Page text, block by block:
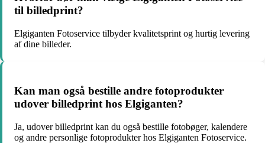
til billedprint?
Elgiganten Fotoservice tilbyder kvalitetsprint og hurtig levering
af dine billeder.
Kan man også bestille andre fotoprodukter
udover billedprint hos Elgiganten?
Ja, udover billedprint kan du også bestille fotobøger, kalendere
og andre personlige fotoprodukter hos Elgiganten Fotoservice.